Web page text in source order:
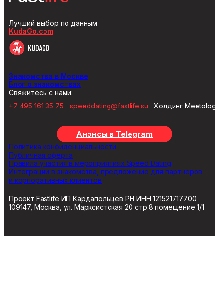
Лучший выбор по данным
KudaGo.com
Знакомства в Москве
Блог о знакомствах
Свяжитесь с нами:
+7 495 161 35 75
speeddating@fastlife.su Холдинг
Анонсы в Telegram
Политика конфиденциальности
Публичная оферта
Правила участия в мероприятиях Speed Dating
Интеграции в знакомства, предложение для партнеров
и корпоративных клиентов
Проект Fastlife ИП Кардапольцев РН ИНН 121521717700
109147, Москва, ул. Марксистская 20 стр.8 помещение 1/1